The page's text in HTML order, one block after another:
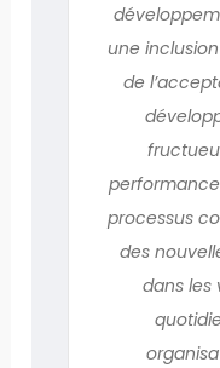
une
de
processus
des
dans les